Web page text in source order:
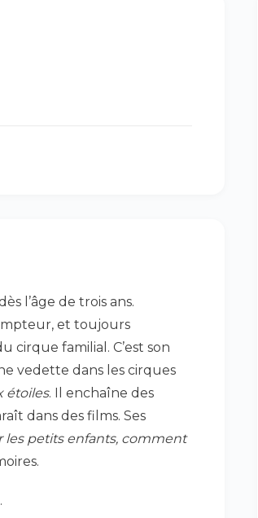
l’âge de trois ans.
et toujours
cirque familial. C’est son
vedette dans les cirques
étoiles. Il enchaîne des
dans des films. Ses
les petits enfants, comment